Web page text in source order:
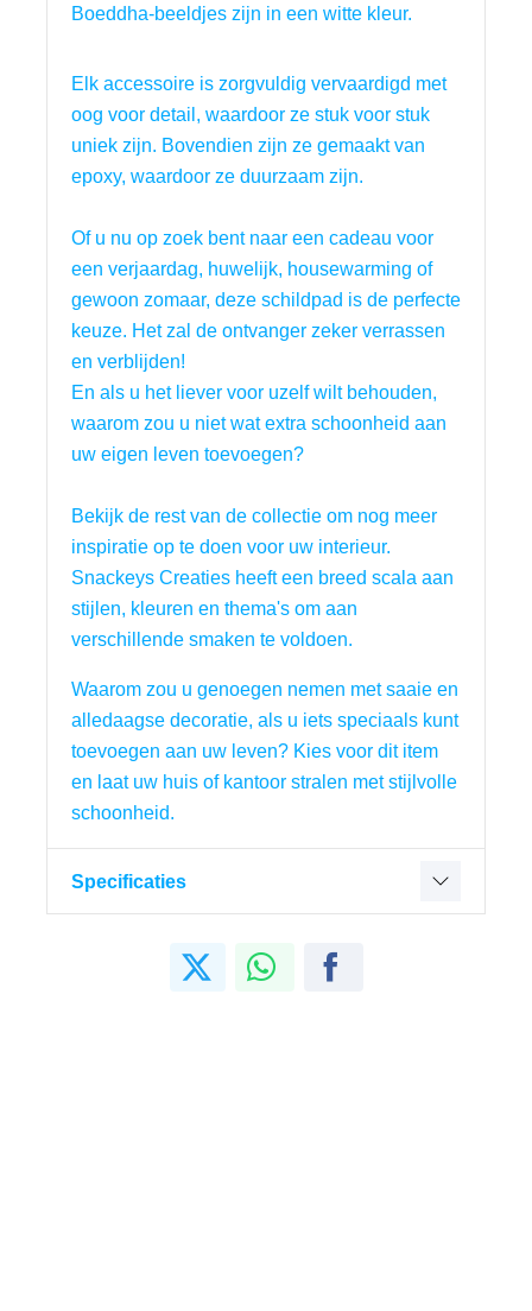
Boeddha-beeldjes zijn in een witte kleur.
Elk accessoire is zorgvuldig vervaardigd met
oog voor detail, waardoor ze stuk voor stuk
uniek zijn. Bovendien zijn ze gemaakt van
epoxy, waardoor ze duurzaam zijn.
Of u nu op zoek bent naar een cadeau voor
een verjaardag, huwelijk, housewarming of
gewoon zomaar, deze schildpad is de perfecte
keuze. Het zal de ontvanger zeker verrassen
en verblijden!
En als u het liever voor uzelf wilt behouden,
waarom zou u niet wat extra schoonheid aan
uw eigen leven toevoegen?
Bekijk de rest van de collectie om nog meer
inspiratie op te doen voor uw interieur.
Snackeys Creaties heeft een breed scala aan
stijlen, kleuren en thema's om aan
verschillende smaken te voldoen.
Waarom zou u genoegen nemen met saaie en
alledaagse decoratie, als u iets speciaals kunt
toevoegen aan uw leven? Kies voor dit item
en laat uw huis of kantoor stralen met stijlvolle
schoonheid.
Specificaties